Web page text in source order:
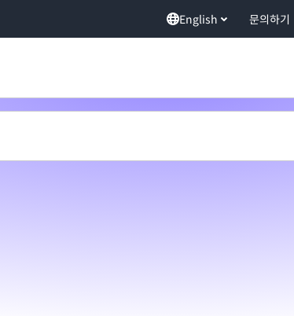
English 문의하기